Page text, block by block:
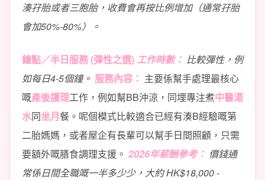
湊孖胎或者三胞胎，收費會再按比例增加（通常孖胎
會加50%-80%）。
鐘點／半日服務 (彈性之選) 工作時數： 比較彈性，例
如每日4-5個鐘。 服務內容： 主要係幫手處理最核心
嘅產後護理工作，例如幫BB沖涼，同埋專注煮中醫湯
水同坐月餐。呢個模式比較適合已經有湊B經驗嘅第
二胎媽媽，或者屋企有長輩可以幫手日間照顧，只需
要額外嘅膳食調理支援。 2026年薪酬參考： 價錢通
常係日間全職嘅一半多少少，大約 HK$18,000 -